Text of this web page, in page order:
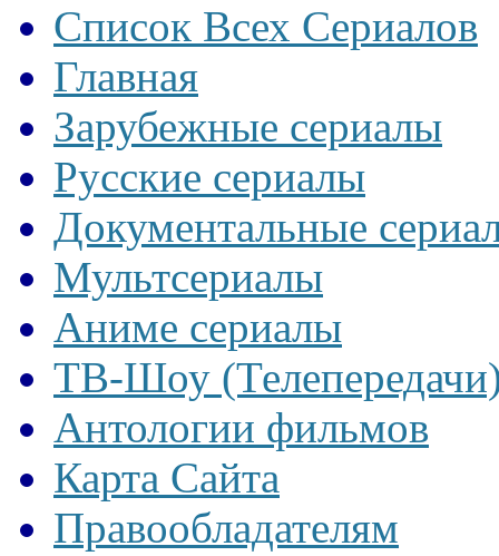
Список Всех Сериалов
Главная
Зарубежные сериалы
Русские сериалы
Документальные
Мультсериалы
Аниме сериалы
ТВ-Шоу
Антологии фильмов
Карта Сайта
Правообладателям